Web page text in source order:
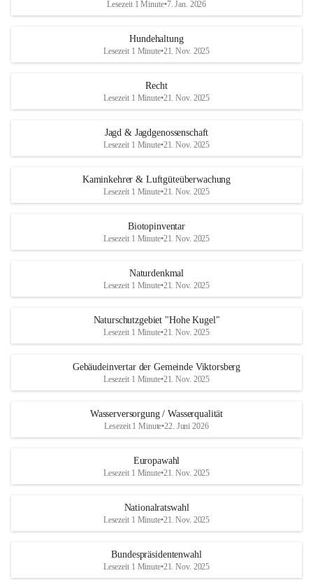
Lesezeit 1 Minute•7. Jan. 2026
Hundehaltung
Lesezeit 1 Minute•21. Nov. 2025
Recht
Lesezeit 1 Minute•21. Nov. 2025
Jagd & Jagdgenossenschaft
Lesezeit 1 Minute•21. Nov. 2025
Kaminkehrer & Luftgüteüberwachung
Lesezeit 1 Minute•21. Nov. 2025
Biotopinventar
Lesezeit 1 Minute•21. Nov. 2025
Naturdenkmal
Lesezeit 1 Minute•21. Nov. 2025
Naturschutzgebiet "Hohe Kugel"
Lesezeit 1 Minute•21. Nov. 2025
Gebäudeinvertar der Gemeinde Viktorsberg
Lesezeit 1 Minute•21. Nov. 2025
Wasserversorgung / Wasserqualität
Lesezeit 1 Minute•22. Juni 2026
Europawahl
Lesezeit 1 Minute•21. Nov. 2025
Nationalratswahl
Lesezeit 1 Minute•21. Nov. 2025
Bundespräsidentenwahl
Lesezeit 1 Minute•21. Nov. 2025